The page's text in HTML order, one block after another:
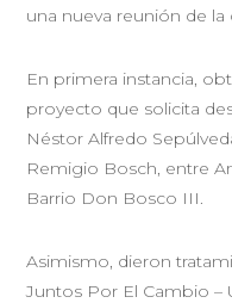
una nueva reunión de
En primera instancia,
proyecto que solicita
Néstor Alfredo
Remigio Bosch, entre
Barrio Don Bosco III.
Asimismo, dieron
Juntos Por El Cambio